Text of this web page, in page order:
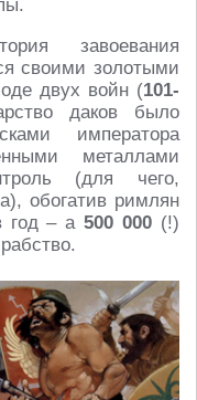
завоевания
своими золотыми
двух войн (101-
даков было
императора
металлами
(для чего,
обогатив римлян
год – а500 000 (!)